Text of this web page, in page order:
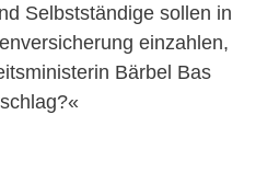
Selbstständige sollen in
einzahlen,
Bärbel Bas